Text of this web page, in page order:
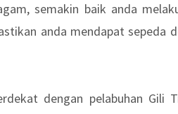
semakin baik anda
anda mendapat sepeda
dengan pelabuhan Gili